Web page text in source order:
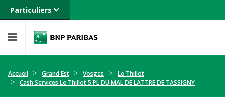
Particuliers
Banque privée
Entreprises
Accueil Grand Est Vosges
Le Thillot
Cash Services Le Thillot 5 PL DU MAL DE LATTRE DE TASSIGNY